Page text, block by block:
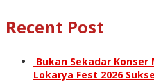
Recent Post
Bukan Sekadar Konser
Lokarya Fest 2026